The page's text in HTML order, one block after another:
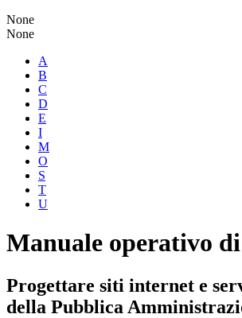
None
None
A
B
C
D
E
I
M
O
S
T
U
Manuale operativo
Progettare siti internet e
della Pubblica